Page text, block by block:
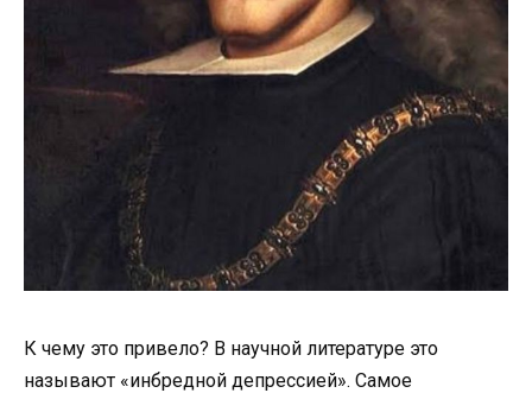
К чему это привело? В научной литературе это
называют «инбредной депрессией». Самое